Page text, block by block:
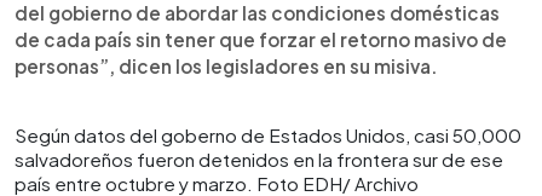
del gobierno de abordar las condiciones domésticas
de cada país sin tener que forzar el retorno masivo de
personas”, dicen los legisladores en su misiva.
Según datos del goberno de Estados Unidos, casi 50,000
salvadoreños fueron detenidos en la frontera sur de ese
país entre octubre y marzo. Foto EDH/ Archivo